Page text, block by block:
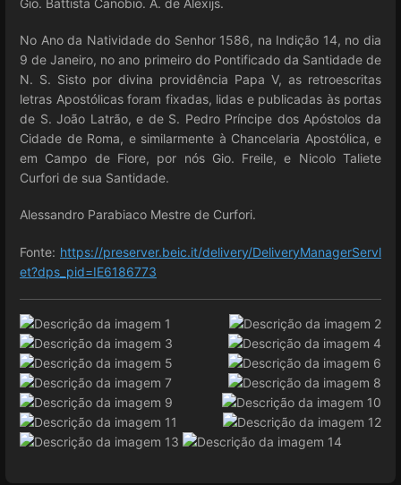
Gio. Battista Canobio. A. de Alexijs.
No Ano da Natividade do Senhor 1586, na Indição 14, no dia
9 de Janeiro, no ano primeiro do Pontificado da Santidade de
N. S. Sisto por divina providência Papa V, as retroescritas
letras Apostólicas foram fixadas, lidas e publicadas às portas
de S. João Latrão, e de S. Pedro Príncipe dos Apóstolos da
Cidade de Roma, e similarmente à Chancelaria Apostólica, e
em Campo de Fiore, por nós Gio. Freile, e Nicolo Taliete
Curfori de sua Santidade.
Alessandro Parabiaco Mestre de Curfori.
Fonte: https://preserver.beic.it/delivery/DeliveryManagerServl
et?dps_pid=IE6186773